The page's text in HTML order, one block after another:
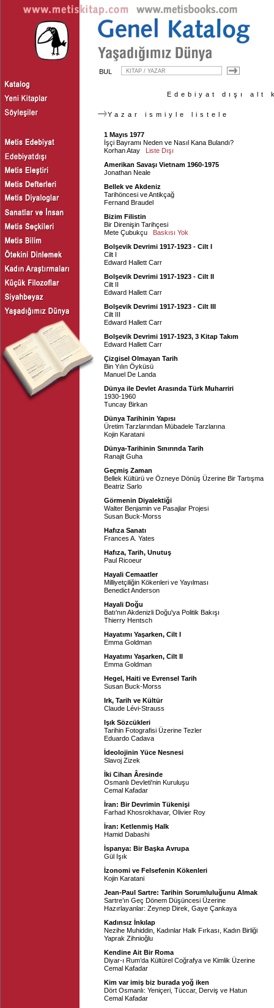
BUL
Edebiyat dışı
Yazar ismiyle listele
1 Mayıs 1977
İşçi Bayramı Neden ve Nasıl Kana Bulandı?
Korhan Atay
Liste Dışı
Amerikan Savaşı Vietnam 1960-1975
Jonathan Neale
Bellek ve Akdeniz
Tarihöncesi ve Antikçağ
Fernand Braudel
Bizim Filistin
Bir Direnişin Tarihçesi
Mete Çubukçu
Baskısı Yok
Bolşevik Devrimi 1917-1923 - Cilt I
Cilt I
Edward Hallett Carr
Bolşevik Devrimi 1917-1923 - Cilt II
Cilt II
Edward Hallett Carr
Bolşevik Devrimi 1917-1923 - Cilt III
Cilt III
Edward Hallett Carr
Bolşevik Devrimi 1917-1923, 3 Kitap Takım
Edward Hallett Carr
Çizgisel Olmayan Tarih
Bin Yılın Öyküsü
Manuel De Landa
Dünya ile Devlet Arasında Türk Muharriri
1930-1960
Tuncay Birkan
Dünya Tarihinin Yapısı
Üretim Tarzlarından Mübadele Tarzlarına
Kojin Karatani
Dünya-Tarihinin Sınırında Tarih
Ranajit Guha
Geçmiş Zaman
Bellek Kültürü ve Özneye Dönüş Üzerine Bir Tartışma
Beatriz Sarlo
Görmenin Diyalektiği
Walter Benjamin ve Pasajlar Projesi
Susan Buck-Morss
Hafıza Sanatı
Frances A. Yates
Hafıza, Tarih, Unutuş
Paul Ricoeur
Hayali Cemaatler
Milliyetçiliğin Kökenleri ve Yayılması
Benedict Anderson
Hayali Doğu
Batı'nın Akdenizli Doğu'ya Politik Bakışı
Thierry Hentsch
Hayatımı Yaşarken, Cilt I
Emma Goldman
Hayatımı Yaşarken, Cilt II
Emma Goldman
Hegel, Haiti ve Evrensel Tarih
Susan Buck-Morss
Irk, Tarih ve Kültür
Claude Lévi-Strauss
Işık Sözcükleri
Tarihin Fotografisi Üzerine Tezler
Eduardo Cadava
İdeolojinin Yüce Nesnesi
Slavoj Zizek
İki Cihan Âresinde
Osmanlı Devleti'nin Kuruluşu
Cemal Kafadar
İran: Bir Devrimin Tükenişi
Farhad Khosrokhavar, Olivier Roy
İran: Ketlenmiş Halk
Hamid Dabashi
İspanya: Bir Başka Avrupa
Gül Işık
İzonomi ve Felsefenin Kökenleri
Kojin Karatani
Jean-Paul Sartre: Tarihin Sorumluluğunu Almak
Sartre’ın Geç Dönem Düşüncesi Üzerine
Hazırlayanlar: Zeynep Direk Gaye Çankaya
Kadınsız İnkılap
Nezihe Muhiddin, Kadınlar Halk Fırkası, Kadın Birliği
Yaprak Zihnioğlu
Kendine Ait Bir Roma
Diyar-ı Rum’da Kültürel Coğrafya ve Kimlik Üzerine
Cemal Kafadar
Kim var imiş biz burada yoğ iken
Dört Osmanlı: Yeniçeri, Tüccar, Derviş ve Hatun
Cemal Kafadar